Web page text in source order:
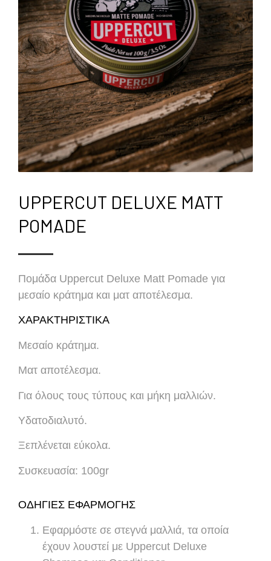
UPPERCUT DELUXE MATT
POMADE
Πομάδα Uppercut Deluxe Matt Pomade για
μεσαίο κράτημα και ματ αποτέλεσμα.
ΧΑΡΑΚΤΗΡΙΣΤΙΚΑ
Μεσαίο κράτημα.
Ματ αποτέλεσμα.
Για όλους τους τύπους και μήκη μαλλιών.
Υδατοδιαλυτό.
Ξεπλένεται εύκολα.
Συσκευασία: 100gr
ΟΔΗΓΙΕΣ ΕΦΑΡΜΟΓΗΣ
Εφαρμόστε σε στεγνά μαλλιά, τα οποία
έχουν λουστεί με Uppercut Deluxe